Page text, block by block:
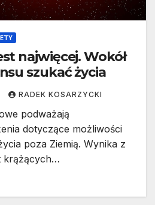
najwięcej. Wokół
szukać życia
RADEK KOSARZYCKI
podważają
dotyczące możliwości
poza Ziemią. Wynika z
krążących…